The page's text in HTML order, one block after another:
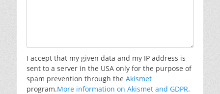
I accept that my given data and my IP address is
sent to a server in the USA only for the purpose of
spam prevention through the Akismet
program.More information on Akismet and GDPR.